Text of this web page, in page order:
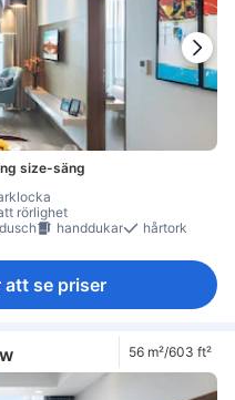
size-säng
rörlighet
dusch handdukar
hårtork
se priser
56 m²/603 ft²